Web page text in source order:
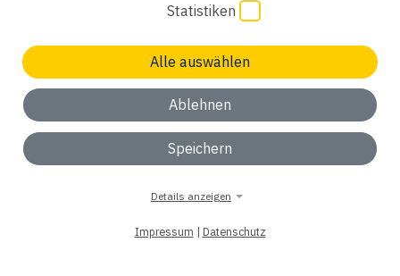
Cookie Einstellungen
Statistiken
Alle auswählen
Ablehnen
Speichern
Details anzeigen
Impressum | Datenschutz